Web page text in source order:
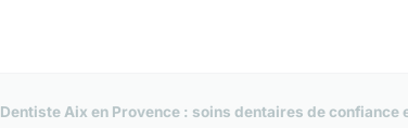
Dentiste Aix en Provence : soins dentaires de confiance